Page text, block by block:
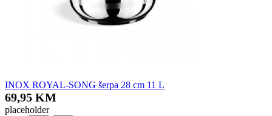
INOX ROYAL-SONG šerpa 28 cm 11 L
69,95 KM
placeholder